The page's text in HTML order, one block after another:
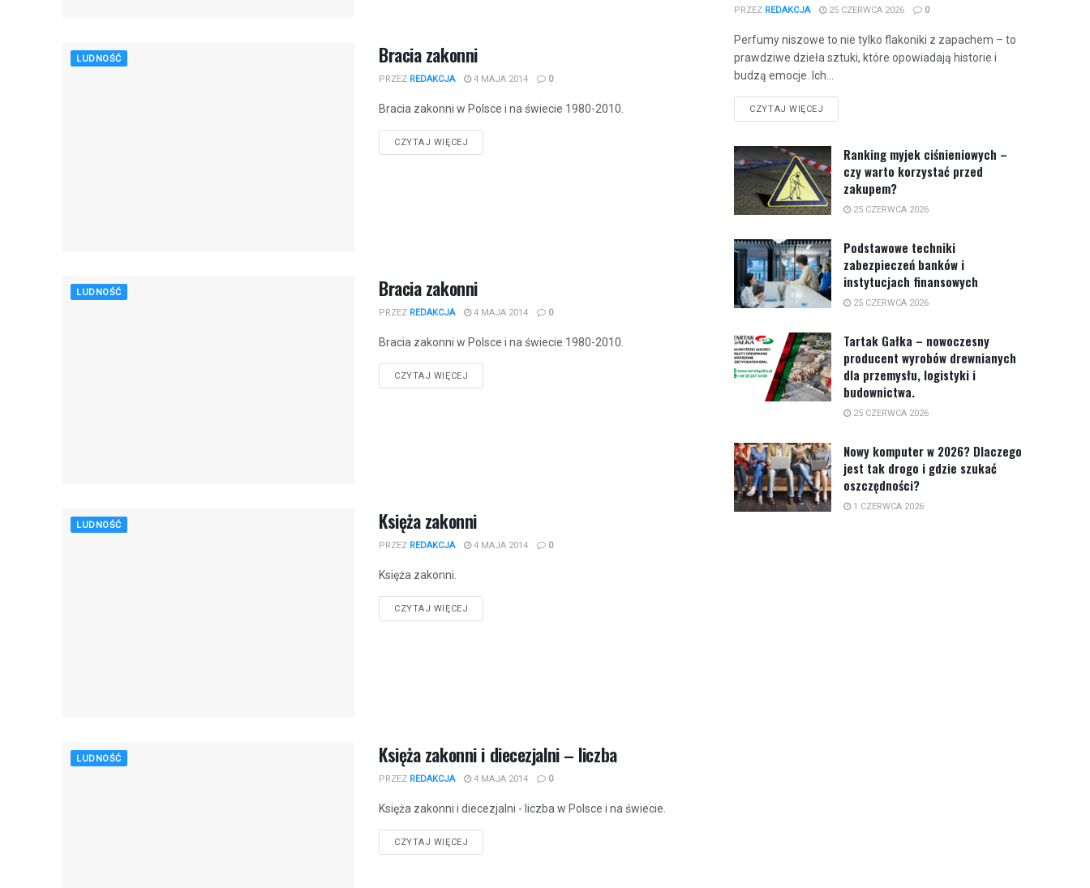
LUDNOŚĆ Bracia zakonni
PRZEZ REDAKCJA 4 MAJA 2014 0
Bracia zakonni w Polsce i na świecie 1980-2010.
CZYTAJ WIĘCEJ
LUDNOŚĆ Bracia zakonni
PRZEZ REDAKCJA 4 MAJA 2014 0
Bracia zakonni w Polsce i na świecie 1980-2010.
CZYTAJ WIĘCEJ
LUDNOŚĆ Księża zakonni
PRZEZ REDAKCJA 4 MAJA 2014 0
Księża zakonni.
CZYTAJ WIĘCEJ
LUDNOŚĆ Księża zakonni i diecezjalni – liczba
PRZEZ REDAKCJA 4 MAJA 2014 0
Księża zakonni i diecezjalni - liczba w Polsce i na świecie.
CZYTAJ WIĘCEJ
PRZEZ REDAKCJA 25 CZERWCA 2026 0
Perfumy niszowe to nie tylko flakoniki z zapachem – to
prawdziwe dzieła sztuki, które opowiadają historie i
budzą emocje. Ich...
CZYTAJ WIĘCEJ
Ranking myjek ciśnieniowych –
czy warto korzystać przed
zakupem?
25 CZERWCA 2026
Podstawowe techniki
zabezpieczeń banków i
instytucjach finansowych
25 CZERWCA 2026
Tartak Gałka – nowoczesny
producent wyrobów drewnianych
dla przemysłu, logistyki i
budownictwa.
25 CZERWCA 2026
Nowy komputer w 2026? Dlaczego
jest tak drogo i gdzie szukać
oszczędności?
1 CZERWCA 2026